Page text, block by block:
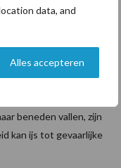
data, and
Alles accepteren
stapel voordat u de
plaatsvinden.
gevaarlijke situaties
beneden vallen, zijn
kan ijs tot gevaarlijke